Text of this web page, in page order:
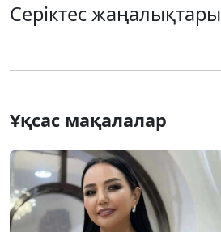
Серіктес жаңалықтары
Ұқсас мақалалар